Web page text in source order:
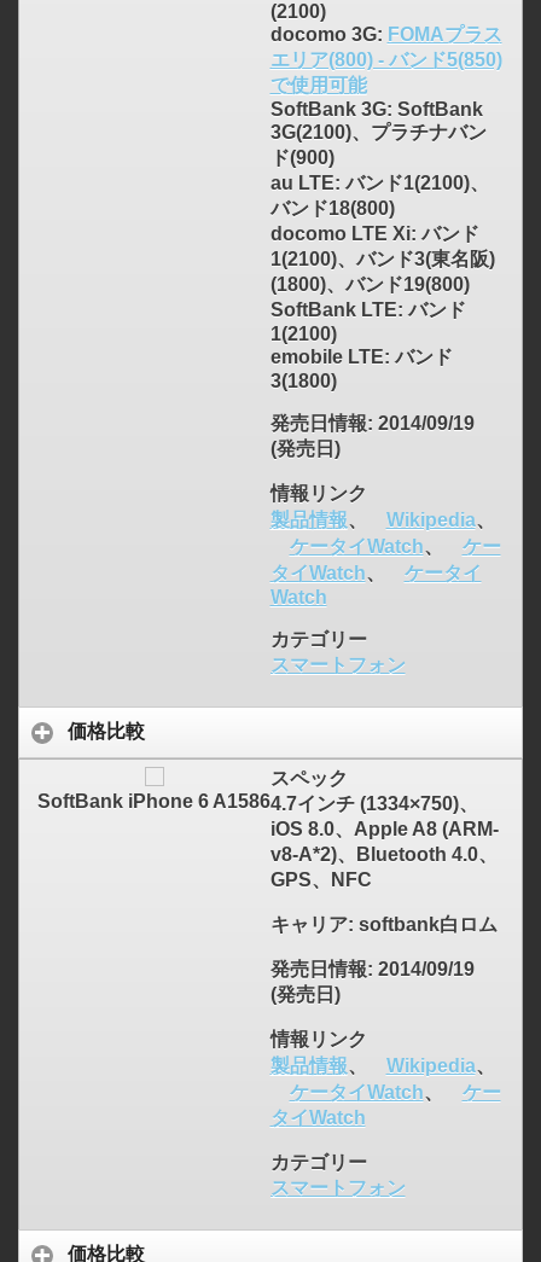
(2100)
docomo 3G: FOMAプラス
エリア(800) - バンド5(850)
で使用可能
SoftBank 3G: SoftBank
3G(2100)、プラチナバン
ド(900)
au LTE: バンド1(2100)、
バンド18(800)
docomo LTE Xi: バンド
1(2100)、バンド3(東名阪)
(1800)、バンド19(800)
SoftBank LTE: バンド
1(2100)
emobile LTE: バンド
3(1800)
発売日情報: 2014/09/19
(発売日)
情報リンク
製品情報、 Wikipedia、
ケータイWatch、
ケー
タイWatch、
ケータイ
Watch
カテゴリー
スマートフォン
価格比較
SoftBank iPhone 6 A1586
スペック
4.7インチ (1334×750)、
iOS 8.0、Apple A8 (ARM-
v8-A*2)、Bluetooth 4.0、
GPS、NFC
キャリア: softbank白ロム
発売日情報: 2014/09/19
(発売日)
情報リンク
製品情報、 Wikipedia、
ケータイWatch、
ケー
タイWatch
カテゴリー
スマートフォン
価格比較